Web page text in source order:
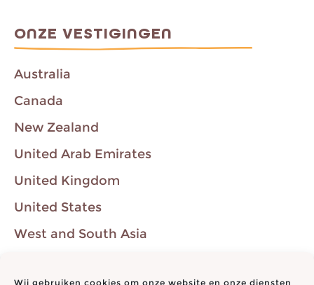
Wij gebruiken cookies om onze website en onze diensten
ONZE VESTIGINGEN
Australia
Canada
New Zealand
United Arab Emirates
United Kingdom
United States
West and South Asia